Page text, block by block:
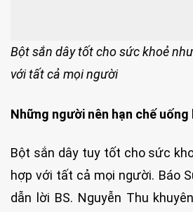
Bột sắn dây tốt cho sức khoẻ
với tất cả mọi người
Những người nên hạn chế
Bột sắn dây tuy tốt cho sức
hợp với tất cả mọi người. Báo
dẫn lời BS. Nguyễn Thu